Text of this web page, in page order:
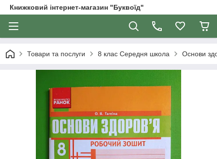
Книжковий інтернет-магазин "Буквоїд"
Товари та послуги 8 клас Середня школа Основи